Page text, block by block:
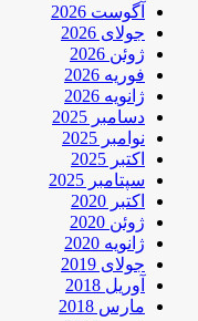
آگوست 2026
جولای 2026
ژوئن 2026
فوریه 2026
ژانویه 2026
دسامبر 2025
نوامبر 2025
اکتبر 2025
سپتامبر 2025
اکتبر 2020
ژوئن 2020
ژانویه 2020
جولای 2019
آوریل 2018
مارس 2018